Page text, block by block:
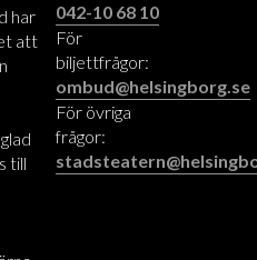
har
att
till
042-10 68 10
För
biljettfrågor:
ombud@helsingborg.se
För övriga
frågor: